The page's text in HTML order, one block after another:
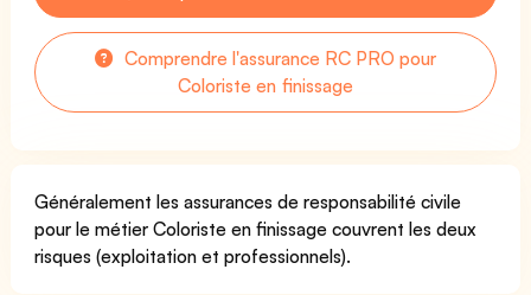
Comprendre l'assurance RC PRO pour
Coloriste en finissage
Généralement les assurances de responsabilité civile
pour le métier Coloriste en finissage couvrent les deux
risques (exploitation et professionnels).